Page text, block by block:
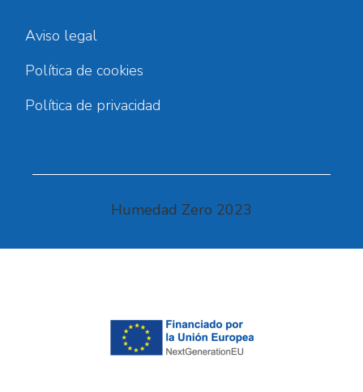
Aviso legal
Política de cookies
Política de privacidad
Humedad Zero 2023